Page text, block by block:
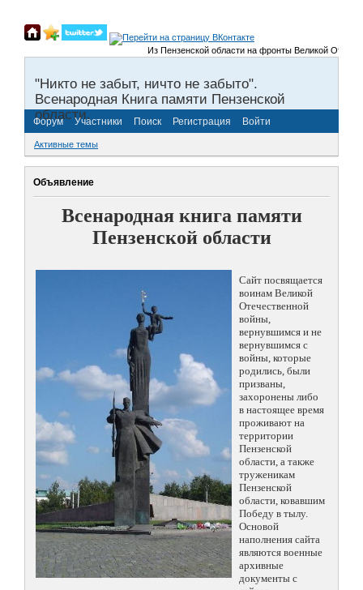
Из Пензенской области на фронты Великой
"Никто не забыт, ничто не забыто".
Всенародная Книга памяти Пензенской
области.
Форум Участники Поиск Регистрация Войти
Активные темы
Объявление
Всенародная книга памяти
Пензенской области
Сайт посвящается
воинам Великой
Отечественной
войны,
вернувшимся и не
вернувшимся с
войны, которые
родились, были
призваны,
захоронены либо
в настоящее время
проживают на
территории
Пензенской
области, а также
труженикам
Пензенской
области, ковавшим
Победу в тылу.
Основой
наполнения сайта
являются военные
архивные
документы с